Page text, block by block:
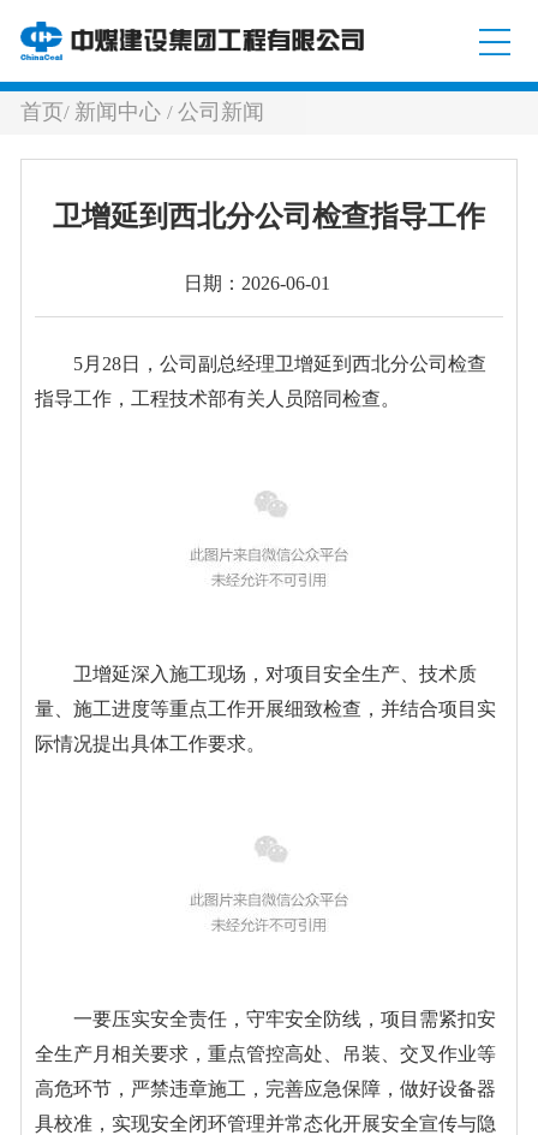
首页/ 新闻中心/公司新闻
卫增延到西北分公司检查指导工作
日期：2026-06-01
5月28日，公司副总经理卫增延到西北分公司检查
指导工作，工程技术部有关人员陪同检查。
卫增延深入施工现场，对项目安全生产、技术质
量、施工进度等重点工作开展细致检查，并结合项目实
际情况提出具体工作要求。
一要压实安全责任，守牢安全防线，项目需紧扣安
全生产月相关要求，重点管控高处、吊装、交叉作业等
高危环节，严禁违章施工，完善应急保障，做好设备器
具校准，实现安全闭环管理并常态化开展安全宣传与隐